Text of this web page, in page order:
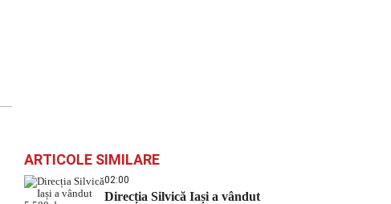
ARTICOLE SIMILARE
02:00
Direcția Silvică Iași a vândut